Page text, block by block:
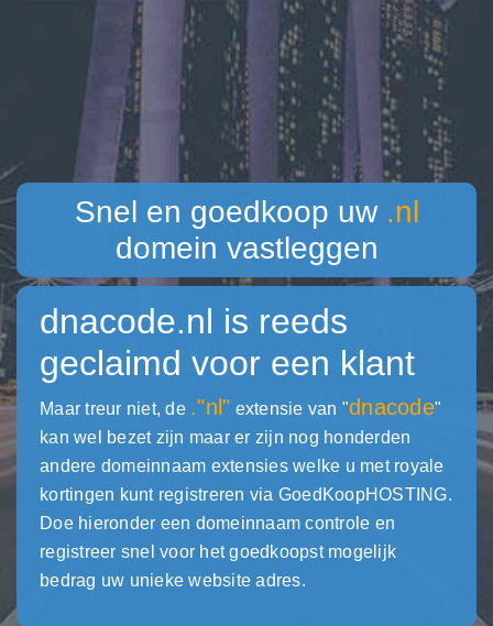
Snel en goedkoop uw .nl
domein vastleggen
dnacode.nl is reeds
geclaimd voor een klant
Maar treur niet, de ."nl" extensie van "dnacode"
kan wel bezet zijn maar er zijn nog honderden
andere domeinnaam extensies welke u met royale
kortingen kunt registreren via GoedKoopHOSTING.
Doe hieronder een domeinnaam controle en
registreer snel voor het goedkoopst mogelijk
bedrag uw unieke website adres.